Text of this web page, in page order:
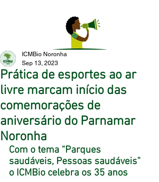
Prática de esportes ao ar
livre marcam início das
comemorações de
aniversário do Parnamar
Noronha
ICMBio Noronha
Sep 13, 2023
Com o tema “Parques
saudáveis, Pessoas saudáveis”
o ICMBio celebra os 35 anos